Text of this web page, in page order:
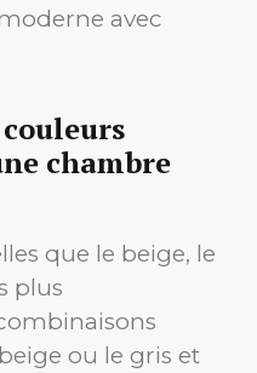
avec
chambre
que le beige, le
plus
ou le gris et